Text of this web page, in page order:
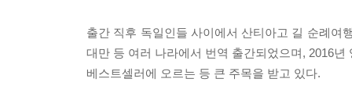
출간 직후 독일인들 사이에서 산티아고 길 순례여
대만 등 여러 나라에서 번역 출간되었으며, 2016
베스트셀러에 오르는 등 큰 주목을 받고 있다.